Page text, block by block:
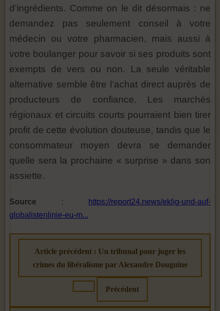
d’ingrédients. Comme on le dit désormais : ne
demandez pas seulement conseil à votre
médecin ou votre pharmacien, mais aussi à
votre boulanger pour savoir si ses produits sont
exempts de vers ou non. La seule véritable
alternative semble être l’achat direct auprès de
producteurs de confiance. Les marchés
régionaux et circuits courts pourraient bien tirer
profit de cette évolution douteuse, tandis que le
consommateur moyen devra se demander
quelle sera la prochaine « surprise » dans son
assiette.
Source :
https://report24.news/eklig-und-auf-
globalistenlinie-eu-m...
Article précédent : Un tribunal pour juger les
crimes du libéralisme par Alexandre Douguine
Précédent